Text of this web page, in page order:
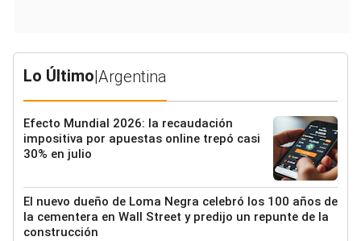
Lo Último|Argentina
Efecto Mundial 2026: la recaudación
impositiva por apuestas online trepó casi
30% en julio
El nuevo dueño de Loma Negra celebró los 100 años de
la cementera en Wall Street y predijo un repunte de la
construcción